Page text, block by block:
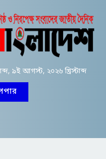
৯ই আগস্ট, ২০২৬ খ্রিস্টাব্দ